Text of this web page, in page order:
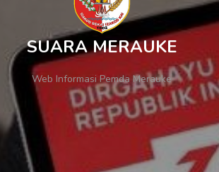
SUARA MERAUKE
Web Informasi Pemda Merauke